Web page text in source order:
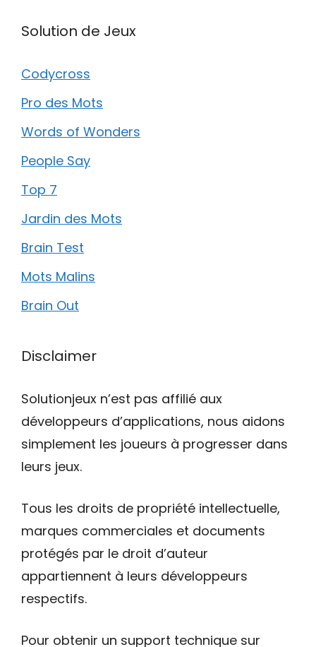
Solution de Jeux
Codycross
Pro des Mots
Words of Wonders
People Say
Top 7
Jardin des Mots
Brain Test
Mots Malins
Brain Out
Disclaimer
Solutionjeux n’est pas affilié aux
développeurs d’applications, nous aidons
simplement les joueurs à progresser dans
leurs jeux.
Tous les droits de propriété intellectuelle,
marques commerciales et documents
protégés par le droit d’auteur
appartiennent à leurs développeurs
respectifs.
Pour obtenir un support technique sur